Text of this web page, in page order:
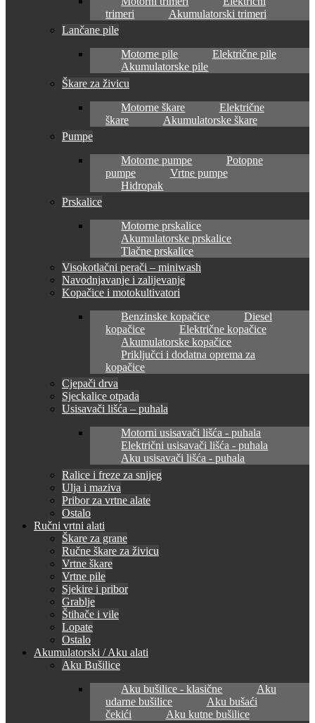
trimeri
Akumulatorski trimeri
Lančane pile
Motorne pile
Električne pile
Akumulatorske pile
Škare za živicu
Motorne škare
Električne
škare
Akumulatorske škare
Pumpe
Motorne pumpe
Potopne
pumpe
Vrtne pumpe
Hidropak
Prskalice
Motorne prskalice
Akumulatorske prskalice
Tlačne prskalice
Visokotlačni perači – miniwash
Navodnjavanje i zalijevanje
Kopačice i motokultivatori
Benzinske kopačice
Diesel
kopačice
Električne kopačice
Akumulatorske kopačice
Priključci i dodatna oprema za
kopačice
Cjepači drva
Sjeckalice otpada
Usisavači lišća – puhala
Motorni usisavači lišća - puhala
Električni usisavači lišća - puhala
Aku usisavači lišća - puhala
Ralice i freze za snijeg
Ulja i maziva
Pribor za vrtne alate
Ostalo
Ručni vrtni alati
Škare za grane
Ručne škare za živicu
Vrtne škare
Vrtne pile
Sjekire i pribor
Grablje
Štihače i vile
Lopate
Ostalo
Akumulatorski / Aku alati
Aku Bušilice
Aku bušilice - klasične
Aku
udarne bušilice
Aku bušaći
čekići
Aku kutne bušilice